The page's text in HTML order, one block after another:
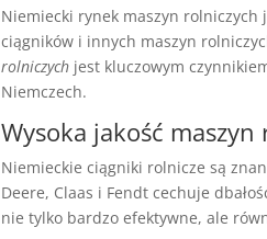
Niemiecki rynek maszyn
ciągników i innych maszyn
rolniczych jest kluczowym
Niemczech.
Wysoka jakość maszyn
Niemieckie ciągniki rolnicze są
Deere, Claas i Fendt cechuje
nie tylko bardzo efektywne, ale